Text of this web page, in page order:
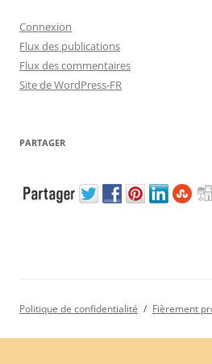
Connexion
Flux des publications
Flux des commentaires
Site de WordPress-FR
PARTAGER
Politique de confidentialité Fièrement